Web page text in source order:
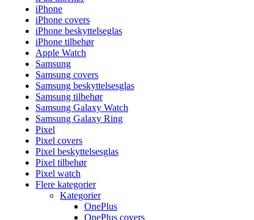
iPhone
iPhone covers
iPhone beskyttelseglas
iPhone tilbehør
Apple Watch
Samsung
Samsung covers
Samsung beskyttelsesglas
Samsung tilbehør
Samsung Galaxy Watch
Samsung Galaxy Ring
Pixel
Pixel covers
Pixel beskyttelsesglas
Pixel tilbehør
Pixel watch
Flere kategorier
Kategorier
OnePlus
OnePlus covers